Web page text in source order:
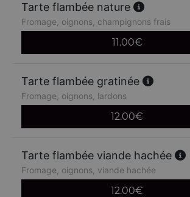
Tarte flambée nature
Fromage, oignons, champignons frais
11.00€
Tarte flambée gratinée
Fromage, oignons, lardons
12.00€
Tarte flambée viande hachée
Fromage, oignons, viande hachée
12.00€